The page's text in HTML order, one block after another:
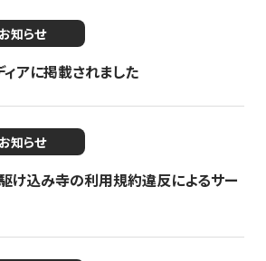
お知らせ
アに掲載されました
お知らせ
け込み寺の利用規約違反によるサー